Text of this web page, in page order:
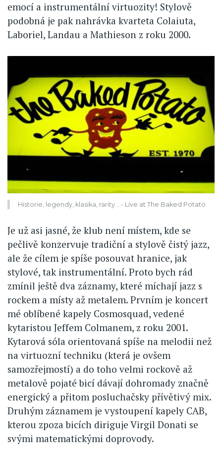
emocí a instrumentální virtuozity! Stylově
podobná je pak nahrávka kvarteta Colaiuta,
Laboriel, Landau a Mathieson z roku 2000.
Historie, legendy, klasika, rarity... - Live at The Baked Potato
Je už asi jasné, že klub není místem, kde se
pečlivě konzervuje tradiční a stylově čistý jazz,
ale že cílem je spíše posouvat hranice, jak
stylové, tak instrumentální. Proto bych rád
zmínil ještě dva záznamy, které míchají jazz s
rockem a místy až metalem. Prvním je koncert
mé oblíbené kapely Cosmosquad, vedené
kytaristou Jeffem Colmanem, z roku 2001.
Kytarová sóla orientovaná spíše na melodii než
na virtuozní techniku (která je ovšem
samozřejmostí) a do toho velmi rockově až
metalově pojaté bicí dávají dohromady značně
energický a přitom posluchačsky přívětivý mix.
Druhým záznamem je vystoupení kapely CAB,
kterou zpoza bicích diriguje Virgil Donati se
svými matematickými doprovody.